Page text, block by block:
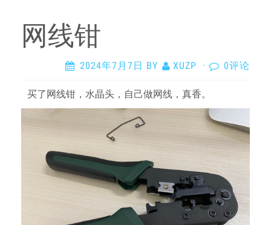
网线钳
2024年7月7日 BY XUZP · 0评论
买了网线钳，水晶头，自己做网线，真香。